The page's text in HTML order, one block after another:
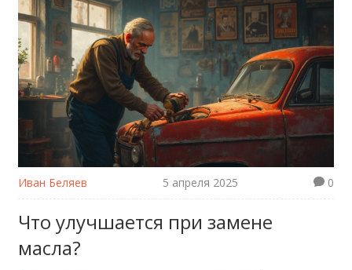
Иван Беляев 5 апреля 2025 0
Что улучшается при замене
масла?